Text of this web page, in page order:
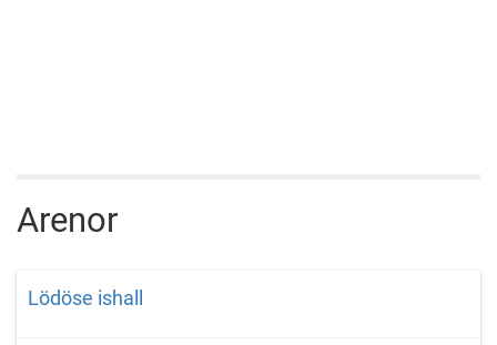
Arenor
Lödöse ishall